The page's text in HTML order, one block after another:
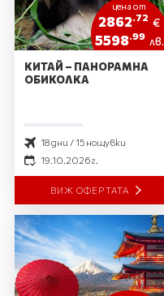
цена от
2862.72 €
5598.99 лв.
КИТАЙ – ПАНОРАМНА
ОБИКОЛКА
18 дни / 15 нощувки
19.10.2026 г.
ВИЖ ОФЕРТАТА